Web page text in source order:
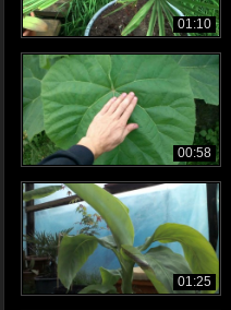
01:10
00:58
01:25